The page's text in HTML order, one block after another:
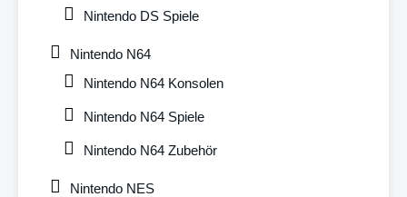
Nintendo DS Spiele
Nintendo N64
Nintendo N64 Konsolen
Nintendo N64 Spiele
Nintendo N64 Zubehör
Nintendo NES